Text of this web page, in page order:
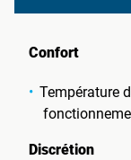
Confort
Température
Discrétion